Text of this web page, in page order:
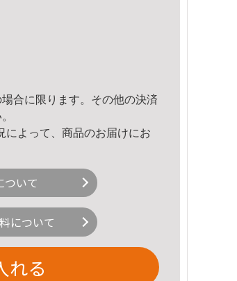
合に限ります。その他の決済
よって、商品のお届けにお
ついて
について
れる